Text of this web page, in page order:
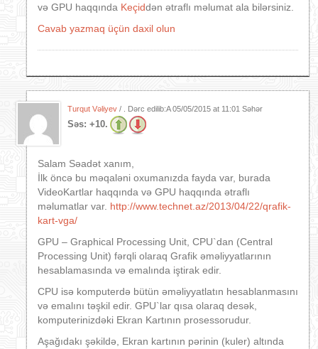
və GPU haqqında Keçiddən ətraflı məlumat ala bilərsiniz.
Cavab yazmaq üçün daxil olun
Turqut Vəliyev / . Dərc edilib:A05/05/2015 at 11:01 Səhər
Səs: +10.
Salam Səadət xanım,
İlk öncə bu məqaləni oxumanızda fayda var, burada
VideoKartlar haqqında və GPU haqqında ətraflı
məlumatlar var. http://www.technet.az/2013/04/22/qrafik-
kart-vga/
GPU – Graphical Processing Unit, CPU`dan (Central
Processing Unit) fərqli olaraq Grafik əməliyyatlarının
hesablamasında və emalında iştirak edir.
CPU isə komputerdə bütün əməliyyatlatın hesablanmasını
və emalını təşkil edir. GPU`lar qısa olaraq desək,
komputerinizdəki Ekran Kartının prosessorudur.
Aşağıdakı şəkildə, Ekran kartının pərinin (kuler) altında